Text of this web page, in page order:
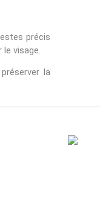
précis
visage.
la